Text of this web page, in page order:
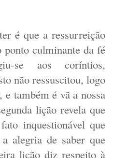
é que a ressurreição
ponto culminante da fé
se aos coríntios,
não ressuscitou, logo
e também é vã a nossa
lição revela que
inquestionável que
alegria de saber que
lição diz respeito à